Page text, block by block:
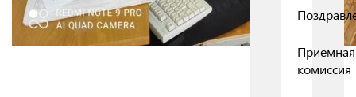
Приемная
комиссия